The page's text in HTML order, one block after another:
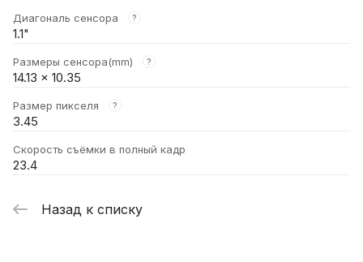
Диагональ сенсора ?
1.1"
Размеры сенсора(mm) ?
14.13 × 10.35
Размер пикселя ?
3.45
Скорость съёмки в полный кадр
23.4
Назад к списку